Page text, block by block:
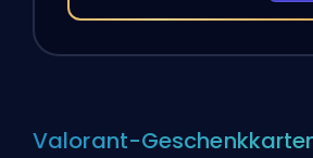
Valorant-